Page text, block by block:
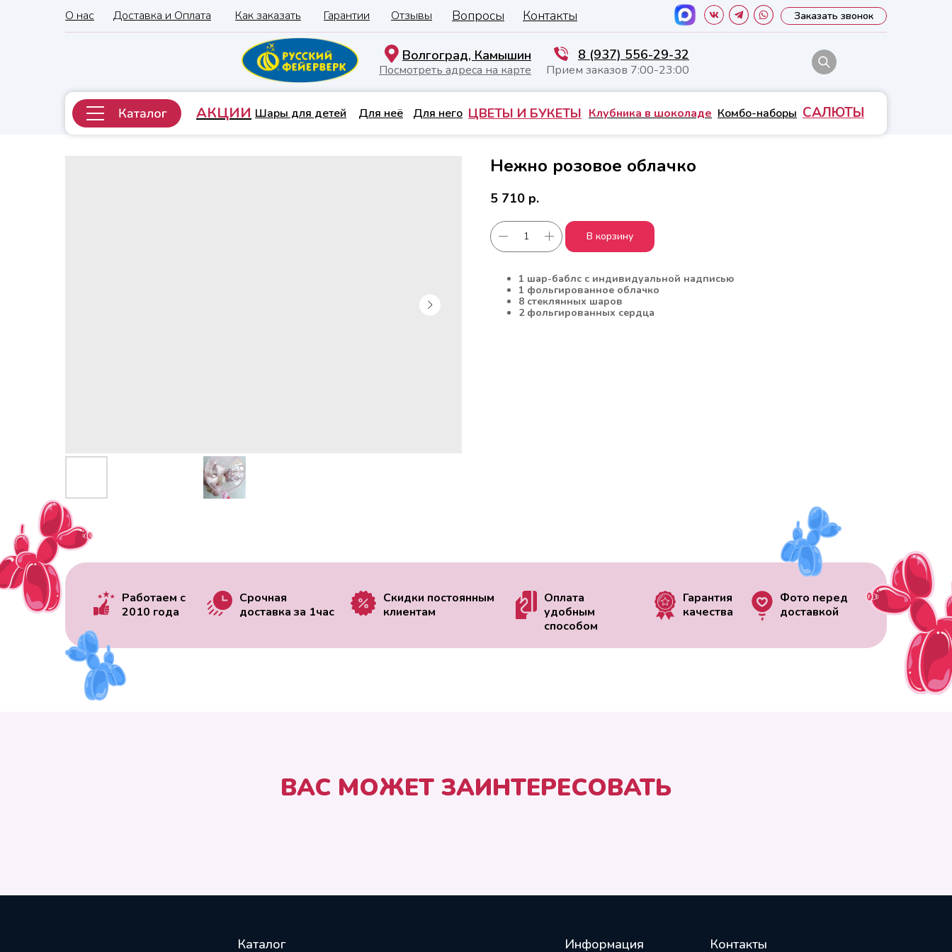
О нас Доставка и Оплата Как заказать Гарантии Отзывы Вопросы
8 (937) 556-29-32
Прием заказов 7:00-23:00
Заказать звонок
Волгоград, Камышин
АКЦИИ Шары для детей Для неё ЦВЕТЫ И БУКЕТЫ Клубника в шоколаде Комбо-наборы
Для него САЛЮТЫ
Контакты
Посмотреть адреса на карте
Нежно розовое облачко
5 710 р.
В корзину
1 шар-баблс с индивидуальной надписью
1 фольгированное облачко
8 стеклянных шаров
2 фольгированных сердца
Работаем с
2010 года
Срочная
доставка за 1час
Скидки постоянным
клиентам
Оплата
удобным
способом
Гарантия
качества
Фото перед
доставкой
ВАС МОЖЕТ ЗАИНТЕРЕСОВАТЬ
Каталог Информация Контакты